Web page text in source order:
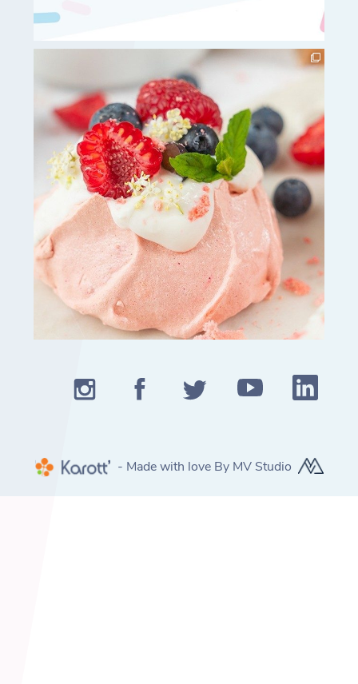
- Made with love By MV Studio